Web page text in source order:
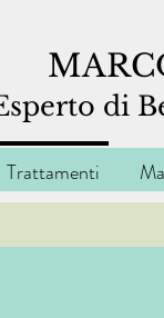
rto di
Trattamenti